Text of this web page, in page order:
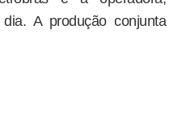
A produção conjunta